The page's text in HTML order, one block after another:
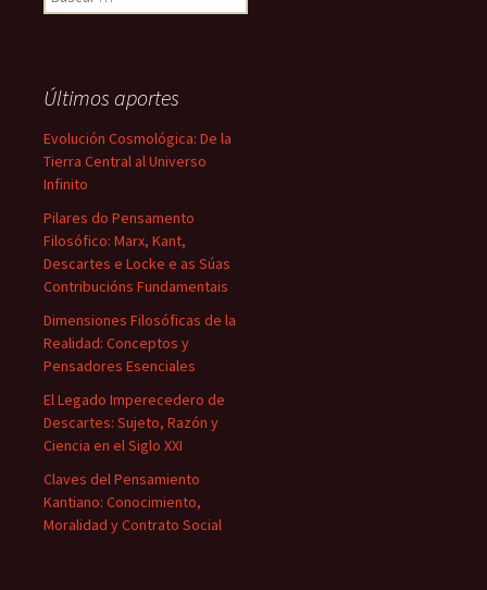
Últimos aportes
Evolución Cosmológica: De la
Tierra Central al Universo
Infinito
Pilares do Pensamento
Filosófico: Marx, Kant,
Descartes e Locke e as Súas
Contribucións Fundamentais
Dimensiones Filosóficas de la
Realidad: Conceptos y
Pensadores Esenciales
El Legado Imperecedero de
Descartes: Sujeto, Razón y
Ciencia en el Siglo XXI
Claves del Pensamiento
Kantiano: Conocimiento,
Moralidad y Contrato Social